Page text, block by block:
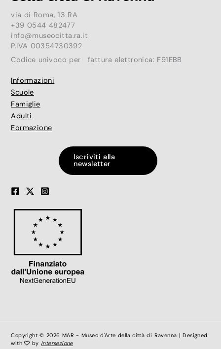
via di Roma, 13 RA
+39 0544 482477
info@museocitta.ra.it
P.IVA 00354730392
Codice univoco per fattura elettronica: F91EBB
Informazioni
Scuole
Famiglie
Adulti
Formazione
Iscriviti alla
newsletter
Copyright © 2026 MAR - Museo d'Arte della città di Ravenna | Designed
with
by Intersezione